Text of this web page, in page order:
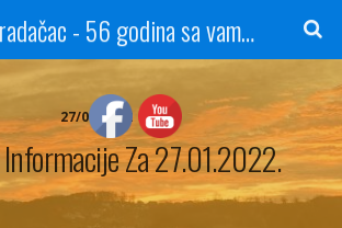
Radio Gradačac - 56 godina sa vama...
27/01/2022
Za 27.01.2022.